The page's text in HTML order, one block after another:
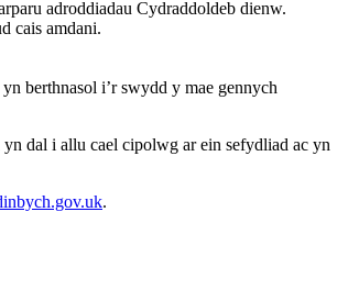
adroddiadau Cydraddoldeb dienw.
cais amdani.
berthnasol i’r swydd y mae gennych
dal i allu cael cipolwg ar ein sefydliad ac yn
.